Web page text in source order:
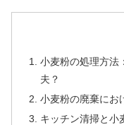
小麦粉の処理方法
夫？
小麦粉の廃棄にお
キッチン清掃と小